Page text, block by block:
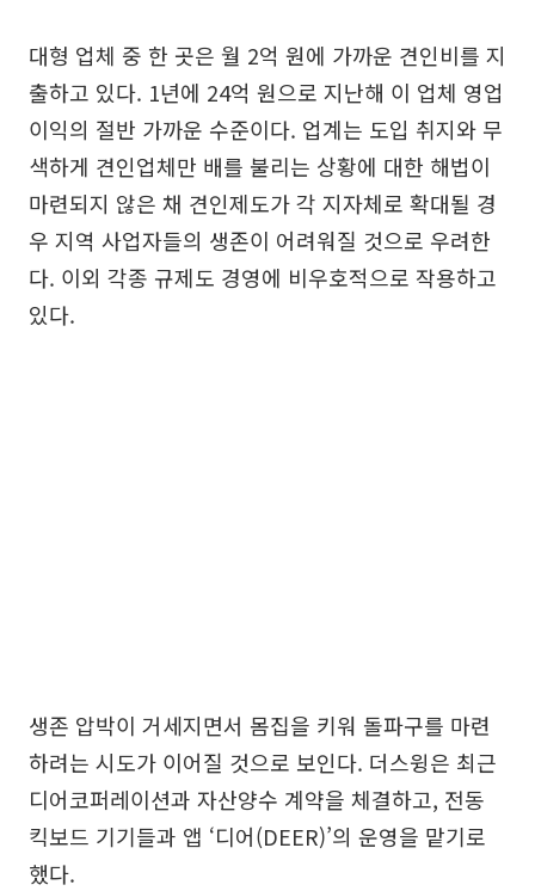
대형 업체 중 한 곳은 월 2억 원에 가까운 견인비를 지
출하고 있다. 1년에 24억 원으로 지난해 이 업체 영업
이익의 절반 가까운 수준이다. 업계는 도입 취지와 무
색하게 견인업체만 배를 불리는 상황에 대한 해법이
마련되지 않은 채 견인제도가 각 지자체로 확대될 경
우 지역 사업자들의 생존이 어려워질 것으로 우려한
다. 이외 각종 규제도 경영에 비우호적으로 작용하고
있다.
생존 압박이 거세지면서 몸집을 키워 돌파구를 마련
하려는 시도가 이어질 것으로 보인다. 더스윙은 최근
디어코퍼레이션과 자산양수 계약을 체결하고, 전동
킥보드 기기들과 앱 ‘디어(DEER)’의 운영을 맡기로
했다.